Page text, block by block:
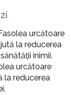
urcătoare
la reducerea
inimii.
urcătoare
la reducerea